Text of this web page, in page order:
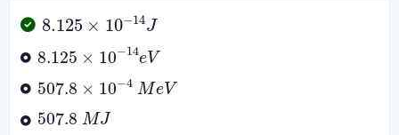
8.125 × 10−14J
8.125 10-14J
8.125 × 10−14eV
8.125 10-14e V
507.8 × 10−4 MeV
507.8 10-4 MeV
507.8 MJ
507.8 MJ